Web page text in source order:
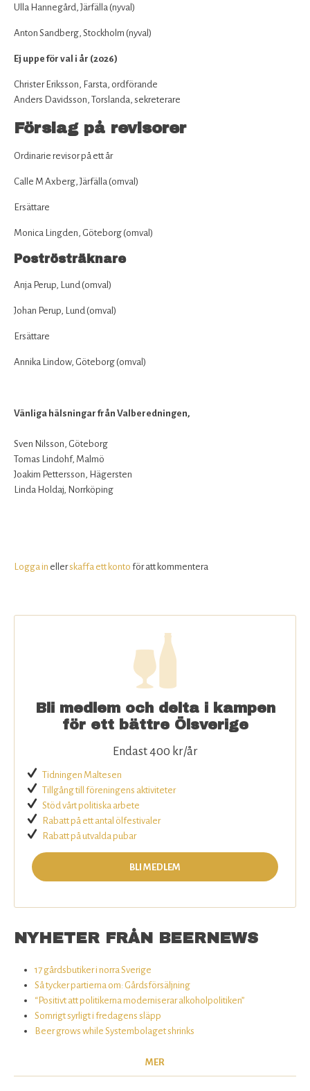
Ulla Hannegård, Järfälla (nyval)
Anton Sandberg, Stockholm (nyval)
Ej uppe för val i år (2026)
Christer Eriksson, Farsta, ordförande
Anders Davidsson, Torslanda, sekreterare
Förslag på revisorer
Ordinarie revisor på ett år
Calle M Axberg, Järfälla (omval)
Ersättare
Monica Lingden, Göteborg (omval)
Poströsträknare
Anja Perup, Lund (omval)
Johan Perup, Lund (omval)
Ersättare
Annika Lindow, Göteborg (omval)
Vänliga hälsningar från Valberedningen,
Sven Nilsson, Göteborg
Tomas Lindohf, Malmö
Joakim Pettersson, Hägersten
Linda Holdaj, Norrköping
Logga in ellerskaffa ett konto för att kommentera
Bli medlem och delta i kampen
för ett bättre Ölsverige
Endast 400 kr/år
Tidningen Maltesen
Tillgång till föreningens aktiviteter
Stöd vårt politiska arbete
Rabatt på ett antal ölfestivaler
Rabatt på utvalda pubar
BLI MEDLEM
NYHETER FRÅN BEERNEWS
17 gårdsbutiker i norra Sverige
Så tycker partierna om: Gårdsförsäljning
“Positivt att politikerna moderniserar alkoholpolitiken”
Somrigt syrligt i fredagens släpp
Beer grows while Systembolaget shrinks
MER